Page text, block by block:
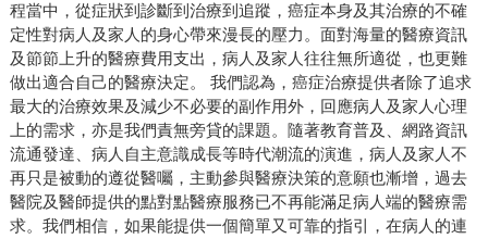
程當中，從症狀到診斷到治療到追蹤，癌症本身及其治療的不確
定性對病人及家人的身心帶來漫長的壓力。面對海量的醫療資訊
及節節上升的醫療費用支出，病人及家人往往無所適從，也更難
做出適合自己的醫療決定。 我們認為，癌症治療提供者除了追求
最大的治療效果及減少不必要的副作用外，回應病人及家人心理
上的需求，亦是我們責無旁貸的課題。隨著教育普及、網路資訊
流通發達、病人自主意識成長等時代潮流的演進，病人及家人不
再只是被動的遵從醫囑，主動參與醫療決策的意願也漸增，過去
醫院及醫師提供的點對點醫療服務已不再能滿足病人端的醫療需
求。我們相信，如果能提供一個簡單又可靠的指引，在病人的連